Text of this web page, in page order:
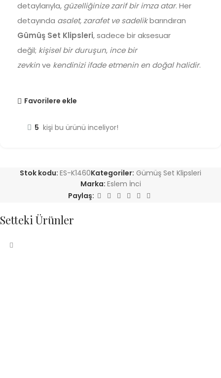
detaylarıyla, güzelliğinize zarif bir imza atar. Her
detayında asalet, zarafet ve sadelikbarındıran
Gümüş Set Klipsleri, sadece bir aksesuar
değil; kişisel bir duruşun, ince bir
zevkinve kendinizi ifade etmenin en doğal halidir.
Favorilere ekle
5 kişi bu ürünü inceliyor!
Stok kodu: ES-K1460Kategoriler: Gümüş Set Klipsleri
Marka: Eslem İnci
Paylaş:
Setteki Ürünler